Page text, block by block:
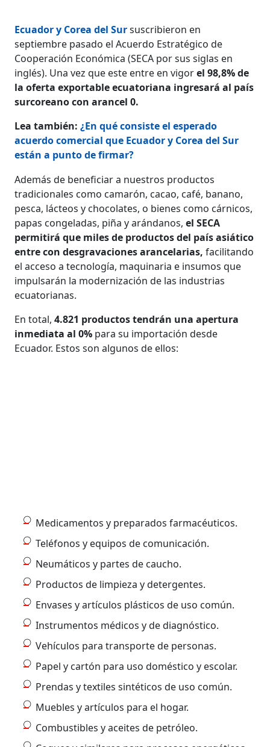
Ecuador y Corea del Sursuscribieron en
septiembre pasado el Acuerdo Estratégico de
Cooperación Económica (SECA por sus siglas en
inglés). Una vez que este entre en vigorel 98,8% de
la oferta exportable ecuatoriana ingresará al país
surcoreano con arancel 0.
Lea también:¿En qué consiste el esperado
acuerdo comercial que Ecuador y Corea del Sur
están a punto de firmar?
Además de beneficiar a nuestros productos
tradicionales como camarón, cacao, café, banano,
pesca, lácteos y chocolates, o bienes como cárnicos,
papas congeladas, piña y arándanos,el SECA
permitirá que miles de productos del país asiático
entre con desgravaciones arancelarias, facilitando
el acceso a tecnología, maquinaria e insumos que
impulsarán la modernización de las industrias
ecuatorianas.
En total,4.821 productos tendrán una apertura
inmediata al 0% para su importación desde
Ecuador. Estos son algunos de ellos:
Medicamentos y preparados farmacéuticos.
Teléfonos y equipos de comunicación.
Neumáticos y partes de caucho.
Productos de limpieza y detergentes.
Envases y artículos plásticos de uso común.
Instrumentos médicos y de diagnóstico.
Vehículos para transporte de personas.
Papel y cartón para uso doméstico y escolar.
Prendas y textiles sintéticos de uso común.
Muebles y artículos para el hogar.
Combustibles y aceites de petróleo.